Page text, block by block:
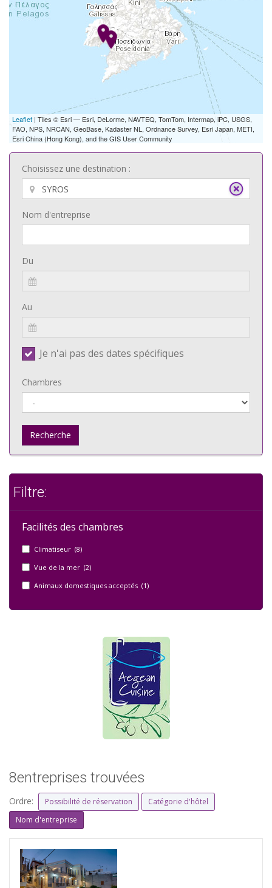
Leaflet | Tiles © Esri — Esri, DeLorme, NAVTEQ, TomTom, Intermap, iPC, USGS,
FAO, NPS, NRCAN, GeoBase, Kadaster NL, Ordnance Survey, Esri Japan, METI,
Esri China (Hong Kong), and the GIS User Community
Choisissez une destination :
Nom d'entreprise
Du
Au
Je n'ai pas des dates spécifiques
Chambres
Recherche
Filtre:
Facilités des chambres
Climatiseur (8)
Vue de la mer (2)
Animaux domestiques acceptés (1)
8entreprises trouvées
Ordre: Possibilité de réservation
Catégorie d'hôtel
Nom d'entreprise